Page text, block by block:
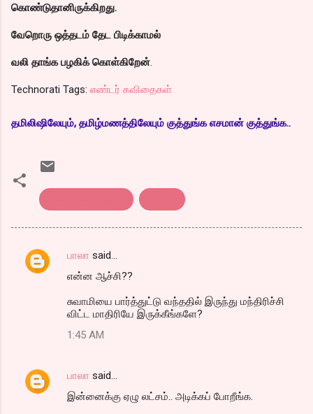
கொண்டுதானிருக்கிறது.
வேறொரு ஒத்தடம் தேட பிடிக்காமல்
வலி தாங்க பழகிக் கொள்கிறேன்
Technorati Tags: எண்டர் கவிதைகள்
தமிலிஷிலேயும், தமிழ்மணத்திலேயும் குத்துங்க எசமான் குத்துங்க..
C
t
பாலா said…
என்ன ஆச்சி??
சுவாமியை பார்த்துட்டு வந்ததில் இருந்து மந்திரிச்சி
விட்ட மாதிரியே இருக்கீங்களே?
1:45 AM
பாலா said…
இன்னைக்கு ஏழு லட்சம்.. அடிக்கப் போறீங்க.